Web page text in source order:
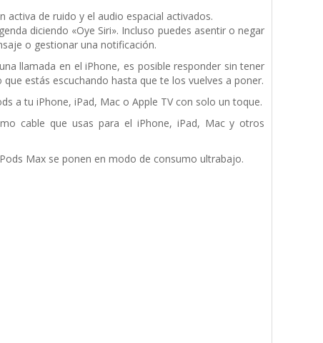
de ruido y el audio espacial activados.
diciendo «Oye Siri». Incluso puedes asentir o negar
o gestionar una notificación.
llamada en el iPhone, es posible responder sin tener
estás escuchando hasta que te los vuelves a poner.
a tu iPhone, iPad, Mac o Apple TV con solo un toque.
cable que usas para el iPhone, iPad, Mac y otros
Max se ponen en modo de consumo ultrabajo.